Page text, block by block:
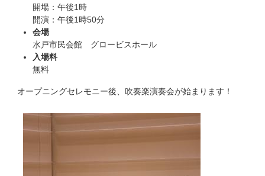
開場：午後1時
開演：午後1時50分
会場
水戸市民会館 グロービスホール
入場料
無料
オープニングセレモニー後、吹奏楽演奏会が始まります！